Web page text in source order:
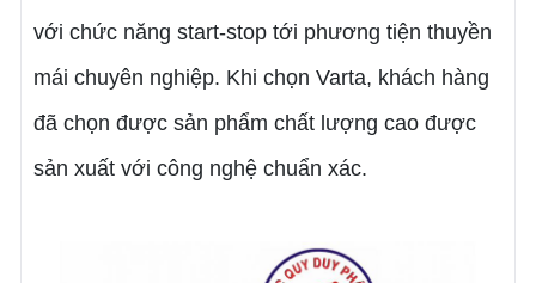
với chức năng start-stop tới phương tiện thuyền
mái chuyên nghiệp. Khi chọn Varta, khách hàng
đã chọn được sản phẩm chất lượng cao được
sản xuất với công nghệ chuẩn xác.